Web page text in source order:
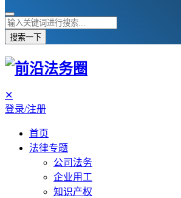
搜索一下
✕
登录/注册
首页
法律专题
公司法务
企业用工
知识产权